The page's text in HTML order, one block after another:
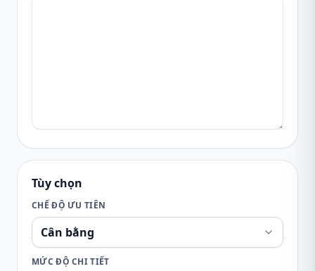
Tùy chọn
CHẾ ĐỘ ƯU TIÊN
MỨC ĐỘ CHI TIẾT